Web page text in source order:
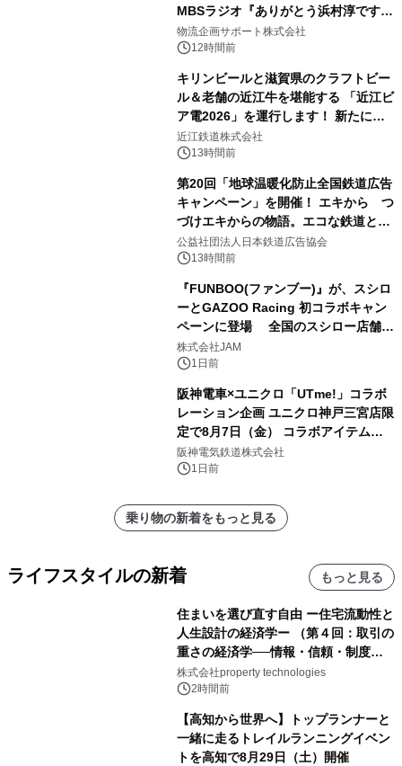
MBSラジオ『ありがとう浜村淳です』
にて8月1日(土)より
物流企画サポート株式会社
12時間前
キリンビールと滋賀県のクラフトビー
ル＆老舗の近江牛を堪能する 「近江ビ
ア電2026」を運行します！ 新たに
「長濱浪漫ビール」が参加！キリン一
番搾り飲み放題が復活！
近江鉄道株式会社
13時間前
第20回「地球温暖化防止全国鉄道広告
キャンペーン」を開催！ エキから つ
づけエキからの物語。エコな鉄道とと
もに。
公益社団法人日本鉄道広告協会
13時間前
『FUNBOO(ファンブー)』が、スシロ
ーとGAZOO Racing 初コラボキャン
ペーンに登場 全国のスシロー店舗で
GR 4車種の FUNBOO(ミニカー)付き
メニューが展開されます
株式会社JAM
1日前
阪神電車×ユニクロ「UTme!」コラボ
レーション企画 ユニクロ神戸三宮店限
定で8月7日（金） コラボアイテムが
発売決定！
阪神電気鉄道株式会社
1日前
乗り物の新着をもっと見る
ライフスタイルの新着 もっと見る
住まいを選び直す自由 ー住宅流動性と
人生設計の経済学ー （第４回：取引の
重さの経済学──情報・信頼・制度を
PropTechはどう組み替えるか）｜
PropTech-Lab
株式会社property technologies
2時間前
【高知から世界へ】トップランナーと
一緒に走るトレイルランニングイベン
トを高知で8月29日（土）開催